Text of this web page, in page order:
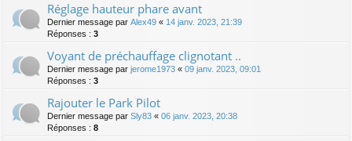
Réglage hauteur phare avant
Dernier message par Alex49 « 14 janv. 2023, 21:39
Réponses : 3
Voyant de préchauffage clignotant ..
Dernier message par jerome1973 « 09 janv. 2023, 09:01
Réponses : 3
Rajouter le Park Pilot
Dernier message par Sly83 « 06 janv. 2023, 20:38
Réponses : 8